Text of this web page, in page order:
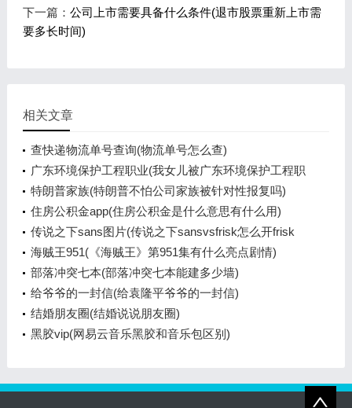
下一篇： 公司上市需要具备什么条件(退市股票重新上市需
要多长时间)
相关文章
查快递物流单号查询(物流单号怎么查)
广东环境保护工程职业(我女儿被广东环境保护工程职
业学院资源
特朗普家族(特朗普不怕公司家族被针对性报复吗)
住房公积金app(住房公积金是什么意思有什么用)
传说之下sans图片(传说之下sansvsfrisk怎么开frisk
模式)
海贼王951(《海贼王》第951集有什么亮点剧情)
部落冲突七本(部落冲突七本能建多少墙)
给爷爷的一封信(给袁隆平爷爷的一封信)
结婚朋友圈(结婚说说朋友圈)
黑胶vip(网易云音乐黑胶和音乐包区别)